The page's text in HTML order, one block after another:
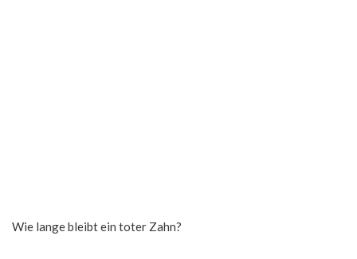
Wie lange bleibt ein toter Zahn?